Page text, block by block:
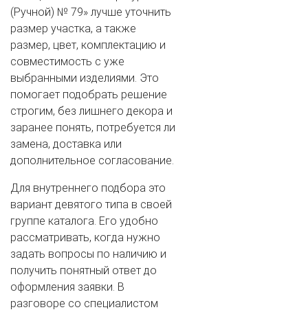
(Ручной) № 79» лучше уточнить
размер участка, а также
размер, цвет, комплектацию и
совместимость с уже
выбранными изделиями. Это
помогает подобрать решение
строгим, без лишнего декора и
заранее понять, потребуется ли
замена, доставка или
дополнительное согласование.
Для внутреннего подбора это
вариант девятого типа в своей
группе каталога. Его удобно
рассматривать, когда нужно
задать вопросы по наличию и
получить понятный ответ до
оформления заявки. В
разговоре со специалистом